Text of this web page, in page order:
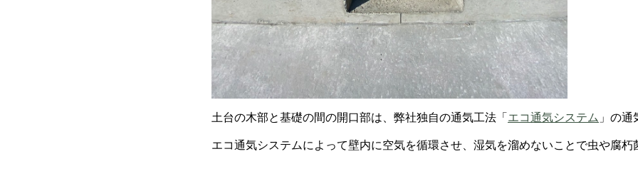
土台の木部と基礎の間の開口部は、弊社独自の通気工法「 エコ通気システム 」の通
エコ通気システムによって壁内に空気を循環させ、湿気を溜めないことで虫や腐朽